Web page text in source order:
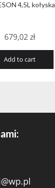
4,5L kołyska
679,02zł
Add to cart